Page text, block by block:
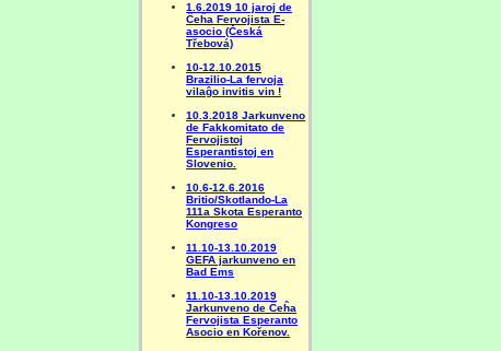
1.6.2019 10 jaroj de
Ĉeĥa Fervojista E-
asocio (Česká
Třebová)
10-12.10.2015
Brazilio-La fervoja
vilaĝo invitis vin !
10.3.2018 Jarkunveno
de Fakkomitato de
Fervojistoj
Esperantistoj en
Slovenio.
10.6-12.6.2016
Britio/Skotlando-La
111a Skota Esperanto
Kongreso
11.10-13.10.2019
GEFA jarkunveno en
Bad Ems
11.10-13.10.2019
Jarkunveno de Ĉeĥa
Fervojista Esperanto
Asocio en Kořenov.